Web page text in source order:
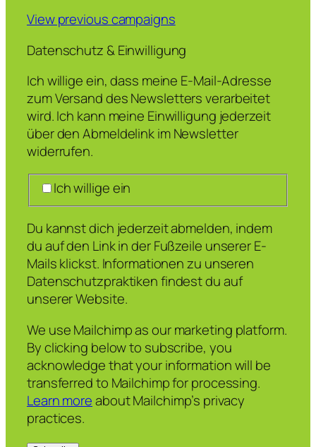
View previous campaigns
Datenschutz & Einwilligung
Ich willige ein, dass meine E-Mail-Adresse
zum Versand des Newsletters verarbeitet
wird. Ich kann meine Einwilligung jederzeit
über den Abmeldelink im Newsletter
widerrufen.
Ich willige ein
Du kannst dich jederzeit abmelden, indem
du auf den Link in der Fußzeile unserer E-
Mails klickst. Informationen zu unseren
Datenschutzpraktiken findest du auf
unserer Website.
We use Mailchimp as our marketing platform.
By clicking below to subscribe, you
acknowledge that your information will be
transferred to Mailchimp for processing.
Learn moreabout Mailchimp’s privacy
practices.